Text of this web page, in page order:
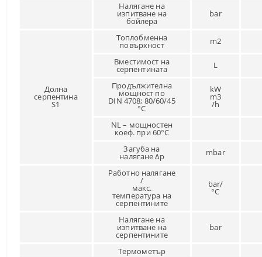
Налягане на
изпитване на
бойлера
bar
Долна
серпентина
S1
Топлобменна
повърхност
m2
Вместимост на
серпентината
L
Продължителна
мощност по
DIN 4708; 80/60/45
°C
kW
m3
/h
NL – мощностен
коеф. при 60°C
Загуба на
налягане Δp
mbar
Работно налягане
/
макс.
температура на
серпентините
bar/
°C
Налягане на
изпитване на
серпентините
bar
Термометър